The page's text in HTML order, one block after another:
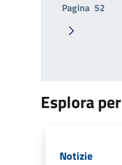
Pagina 52
Pagina
Esplora
Notizie